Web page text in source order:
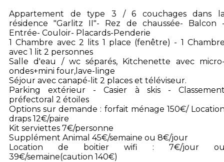
Appartement de type 3 / 6 couchages dans
résidence "Garlitz II"- Rez de chaussée- Balcon
Entrée- Couloir- Placards-Penderie
1 Chambre avec 2 lits 1 place (fenêtre) - 1
avec 1 lit 2 personnes
Salle d'eau / wc séparés, Kitchenette avec
ondes+mini four,lave-linge
Séjour avec canapé-lit 2 places et téléviseur.
Parking extérieur - Casier à skis -
préfectoral 2 étoiles
Options sur demande : forfait ménage 150€/
draps 12€/paire
Kit serviettes 7€/personne
Supplément Animal 45€/semaine ou 8€/jour
Location de boitier wifi : 7€/jour
39€/semaine(caution 140€)